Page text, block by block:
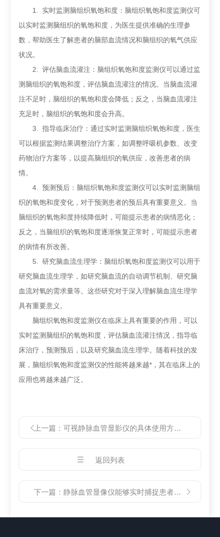
1. 实时监测脑组织氧饱和度：脑组织氧饱和度监测仪可
以实时监测脑组织的氧饱和度，为医生提供准确的生理参
数，帮助医生了解患者的脑部血流情况和脑组织的氧气供应
状况。
2. 评估脑血流灌注：脑组织氧饱和度监测仪可以通过监
测脑组织的氧饱和度，评估脑血流灌注的情况。当脑血流灌
注不足时，脑组织的氧饱和度会降低；反之，当脑血流灌注
充足时，脑组织的氧饱和度会升高。
3. 指导临床治疗：通过实时监测脑组织氧饱和度，医生
可以根据监测结果调整治疗方案，如调整呼吸机参数、改变
药物治疗方案等，以提高脑组织的氧供应，改善患者的病
情。
4. 预测预后：脑组织氧饱和度监测仪可以实时监测脑组
织的氧饱和度变化，对于预测患者的预后具有重要意义。当
脑组织的氧饱和度持续降低时，可能提示患者的病情恶化；
反之，当脑组织的氧饱和度逐渐恢复正常时，可能提示患者
的病情有所改善。
5. 研究脑血流生理学：脑组织氧饱和度监测仪可以用于
研究脑血流生理学，如研究脑血流的自动调节机制、研究脑
血流对氧的需求量等。这些研究对于深入理解脑血流生理学
具有重要意义。
脑组织氧饱和度监测仪在临床上具有重要的作用，可以
实时监测脑组织的氧饱和度，评估脑血流灌注情况，指导临
床治疗，预测预后，以及研究脑血流生理学。随着科技的发
展，脑组织氧饱和度监测仪的性能将越来越*，其在临床上的
应用也将越来越广泛。
上一篇：可视静脉血管显影仪的具体使用方法和应用领域
返回列表
下一篇：静脉血管显像仪能够实时捕捉患者静脉血管的图像